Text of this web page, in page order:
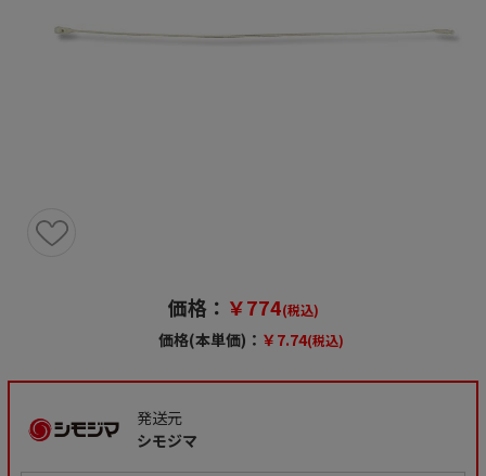
価格： ￥774(税込)
価格(本単価)： ￥7.74(税込)
発送元
シモジマ